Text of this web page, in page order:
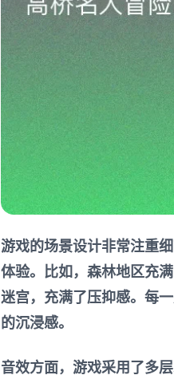
游戏的场景设计非常注重
体验。比如，森林地区充
迷宫，充满了压抑感。每
的沉浸感。
音效方面，游戏采用了多